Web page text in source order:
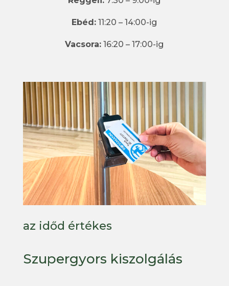
Ebéd: 11:20 – 14:00-ig
Vacsora: 16:20 – 17:00-ig
az időd értékes
Szupergyors kiszolgálás